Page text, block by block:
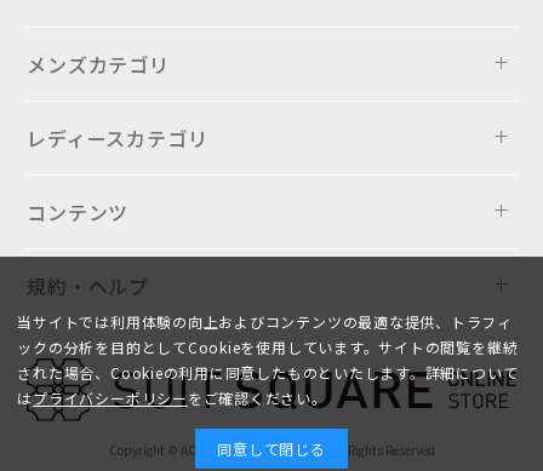
メンズカテゴリ
レディースカテゴリ
コンテンツ
規約・ヘルプ
Copyright © AOYAMA TRADING Co.,Ltd. All Rights Reserved
当サイトでは利用体験の向上およびコンテンツの最適な提供、トラフィ
ックの分析を目的としてCookieを使用しています。サイトの閲覧を継続
された場合、Cookieの利用に同意したものといたします。詳細について
はプライバシーポリシーをご確認ください。
同意して閉じる